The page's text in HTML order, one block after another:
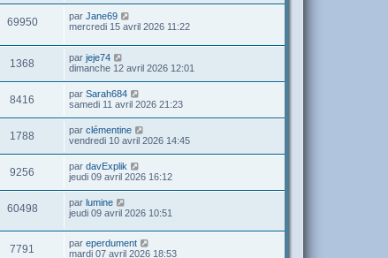
69950 par Jane69
mercredi 15 avril 2026 11:22
1368 par jeje74
dimanche 12 avril 2026 12:01
8416 par Sarah684
samedi 11 avril 2026 21:23
1788 par clémentine
vendredi 10 avril 2026 14:45
9256 par davExplik
jeudi 09 avril 2026 16:12
60498 par lumine
jeudi 09 avril 2026 10:51
7791 par eperdument
mardi 07 avril 2026 18:53